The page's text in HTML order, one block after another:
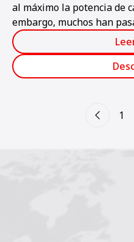
al máximo la potencia de
embargo, muchos han
de compactación...
1